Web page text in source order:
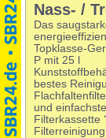
Nass- /
Das
Topklasse-
P mit 25 l
bestes
und
Filterkassette